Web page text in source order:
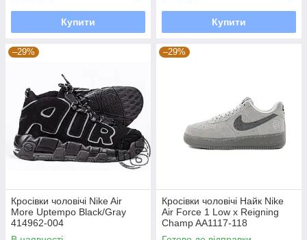
Купити Купити
–29%
Кросівки чоловічі Nike Air
More Uptempo Black/Gray
414962-004
–29%
Кросівки чоловічі Найк Nike
Air Force 1 Low x Reigning
Champ AA1117-118